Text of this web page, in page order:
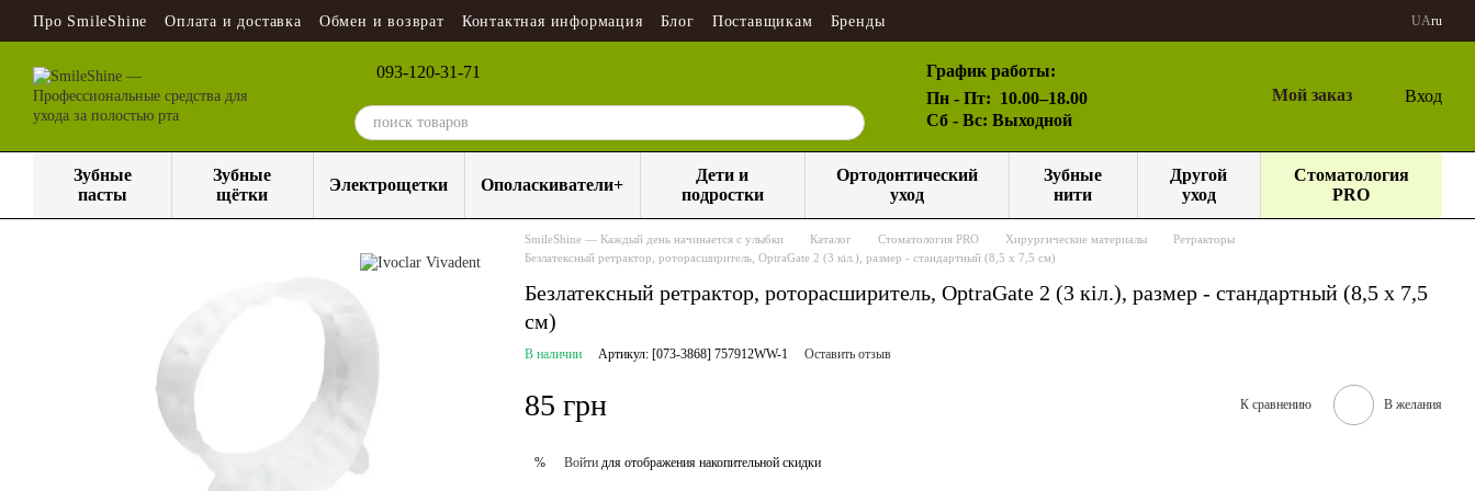
Перейти к основному контенту
Про SmileShine Оплата и доставка Обмен и возврат Контактная информация Блог Поставщикам Бренды UAru
093-120-31-71
График работы:
Пн - Пт: 10.00–18.00
Сб - Вс: Выходной
Мой заказ Вход
Зубные
пасты
Зубные
щётки
Электрощетки Ополаскиватели+
Дети и
подростки
Ортодонтический
уход
Зубные
нити
Другой
уход
Стоматология
PRO
SmileShine — Каждый день начинается с улыбки Каталог Стоматология PRO Хирургические материалы
Ретракторы
Безлатексный ретрактор, роторасширитель, OptraGate 2 (3 кіл.), размер - стандартный (8,5 x 7,5 см)
Безлатексный ретрактор, роторасширитель, OptraGate 2 (3 кіл.), размер - стандартный (8,5 x 7,5
см)
В наличии Артикул: [073-3868] 757912WW-1 Оставить отзыв
85 грн К сравнению В желания
% Войти для отображения накопительной скидки